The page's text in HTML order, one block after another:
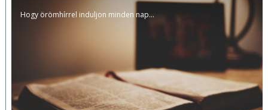
Hogy örömhírrel induljon minden nap...